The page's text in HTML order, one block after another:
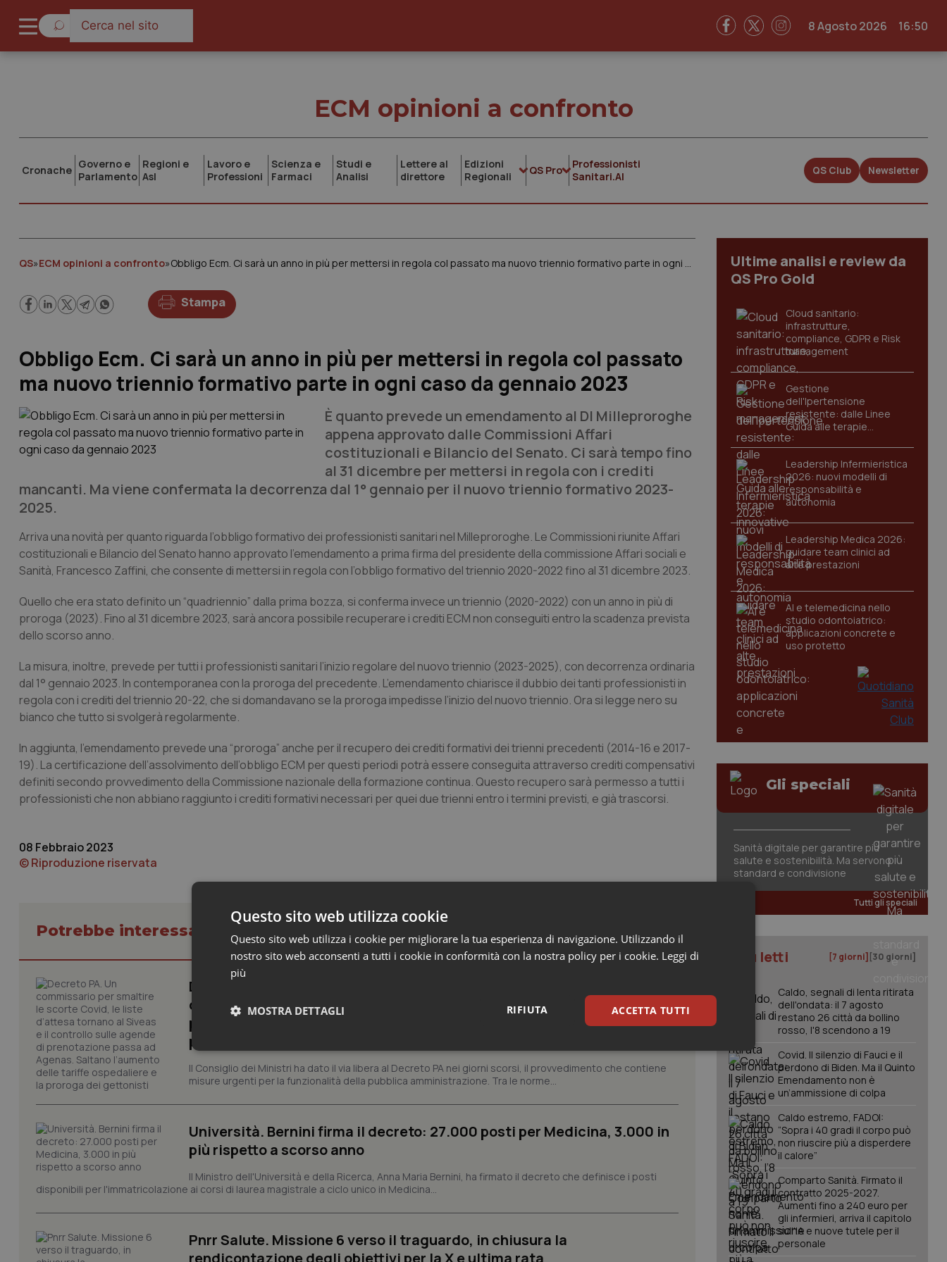
8 Agosto 2026 16:50
ECM opinioni a confronto
Cronache Governo e
Parlamento
Regioni e
Asl
Lavoro e
Professioni
Scienza e
Farmaci
Studi e
Analisi
Lettere al
direttore
Edizioni
Regionali
QS Pro
Professionisti
Sanitari.AI
QS Club Newsletter
QS»ECM opinioni a confronto» Obbligo Ecm. Ci sarà un anno in più per mettersi in regola col passato ma nuovo triennio formativo parte in ogni caso da gennaio 2023
Stampa
Obbligo Ecm. Ci sarà un anno in più per mettersi in regola col passato
ma nuovo triennio formativo parte in ogni caso da gennaio 2023
È quanto prevede un emendamento al Dl Milleproroghe
appena approvato dalle Commissioni Affari
costituzionali e Bilancio del Senato. Ci sarà tempo fino
al 31 dicembre per mettersi in regola con i crediti
mancanti. Ma viene confermata la decorrenza dal 1° gennaio per il nuovo triennio formativo 2023-
2025.
Arriva una novità per quanto riguarda l’obbligo formativo dei professionisti sanitari nel Milleproroghe. Le Commissioni riunite Affari
costituzionali e Bilancio del Senato hanno approvato l’emendamento a prima firma del presidente della commissione Affari sociali e
Sanità, Francesco Zaffini, che consente di mettersi in regola con l’obbligo formativo del triennio 2020-2022 fino al 31 dicembre 2023.
Quello che era stato definito un “quadriennio” dalla prima bozza, si conferma invece un triennio (2020-2022) con un anno in più di
proroga (2023). Fino al 31 dicembre 2023, sarà ancora possibile recuperare i crediti ECM non conseguiti entro la scadenza prevista
dello scorso anno.
La misura, inoltre, prevede per tutti i professionisti sanitari l’inizio regolare del nuovo triennio (2023-2025), con decorrenza ordinaria
dal 1° gennaio 2023. In contemporanea con la proroga del precedente. L’emendamento chiarisce il dubbio dei tanti professionisti in
regola con i crediti del triennio 20-22, che si domandavano se la proroga impedisse l’inizio del nuovo triennio. Ora si legge nero su
bianco che tutto si svolgerà regolarmente.
In aggiunta, l’emendamento prevede una “proroga” anche per il recupero dei crediti formativi dei trienni precedenti (2014-16 e 2017-
19). La certificazione dell’assolvimento dell’obbligo ECM per questi periodi potrà essere conseguita attraverso crediti compensativi
definiti secondo provvedimento della Commissione nazionale della formazione continua. Questo recupero sarà permesso a tutti i
professionisti che non abbiano raggiunto i crediti formativi necessari per quei due trienni entro i termini previsti, e già trascorsi.
08 Febbraio 2023
© Riproduzione riservata
Potrebbe interessarti in ECM opinioni a confronto
Decreto PA. Un commissario per smaltire le scorte Covid, le liste
d’attesa tornano al Siveas e il controllo sulle agende di prenotazione
passa ad Agenas. Saltano l’aumento delle tariffe ospedaliere e la
proroga dei gettonisti
Il Consiglio dei Ministri ha dato il via libera al Decreto PA nei giorni scorsi, il provvedimento che contiene
misure urgenti per la funzionalità della pubblica amministrazione. Tra le norme...
Università. Bernini firma il decreto: 27.000 posti per Medicina, 3.000 in
più rispetto a scorso anno
Il Ministro dell'Università e della Ricerca, Anna Maria Bernini, ha firmato il decreto che definisce i posti
disponibili per l'immatricolazione ai corsi di laurea magistrale a ciclo unico in Medicina...
Pnrr Salute. Missione 6 verso il traguardo, in chiusura la
rendicontazione degli obiettivi per la X e ultima rata
Ultime analisi e review da
QS Pro Gold
Cloud sanitario:
infrastrutture,
compliance, GDPR e Risk
management
Gestione
dell'Ipertensione
resistente: dalle Linee
Guida alle terapie
innovative
Leadership Infermieristica
2026: nuovi modelli di
responsabilità e
autonomia
Leadership Medica 2026:
guidare team clinici ad
alte prestazioni
AI e telemedicina nello
studio odontoiatrico:
applicazioni concrete e
uso protetto
Gli speciali
Sanità digitale per garantire più
salute e sostenibilità. Ma servono
standard e condivisione
Tutti gli speciali
I più letti [7 giorni] [30 giorni]
Caldo, segnali di lenta ritirata
dell'ondata: il 7 agosto
restano 26 città da bollino
rosso, l'8 scendono a 19
Covid. Il silenzio di Fauci e il
perdono di Biden. Ma il Quinto
Emendamento non è
un’ammissione di colpa
Caldo estremo, FADOI:
“Sopra i 40 gradi il corpo può
non riuscire più a disperdere
il calore”
Comparto Sanità. Firmato il
contratto 2025-2027.
Aumenti fino a 240 euro per
gli infermieri, arriva il capitolo
sull'IA e nuove tutele per il
personale
Questo sito web utilizza cookie
Questo sito web utilizza i cookie per migliorare la tua esperienza di navigazione. Utilizzando il
nostro sito web acconsenti a tutti i cookie in conformità con la nostra policy per i cookie. Leggi di
più
ACCETTA TUTTI
RIFIUTA
MOSTRA DETTAGLI
Necessari Statistici Marketing
I cookie necessari contribuiscono a rendere fruibile il sito web abilitandone funzionalità di base quali la navigazione sulle pagine
e l'accesso alle aree protette del sito. Il sito web non è in grado di funzionare correttamente senza questi cookie.
Nome
Fornitore/Dominio Scadenza
Descrizione
.youtube.com
settimane
scelte di consenso e privacy dell'utente per la loro